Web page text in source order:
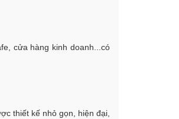
cửa hàng kinh doanh...có
thiết kế nhỏ gọn, hiện đại,